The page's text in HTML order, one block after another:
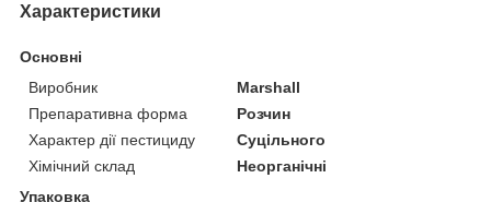
Характеристики
Основні
Виробник
Marshall
Препаративна форма
Розчин
Характер дії пестициду
Суцільного
Хімічний склад
Неорганічні
Упаковка